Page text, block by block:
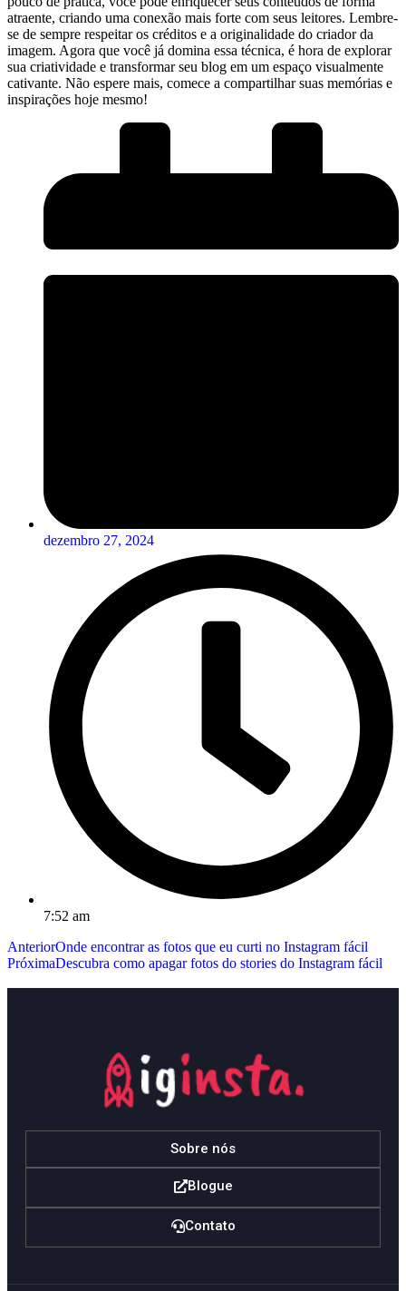
atraente,⁤ criando uma conexão mais forte com seus leitores.‌ Lembre-
se‌ de sempre respeitar os créditos​ e⁤ a originalidade do criador da
imagem. Agora que ⁣você já domina essa técnica, é hora de explorar⁢
sua criatividade e​ transformar seu blog em ⁤um espaço visualmente
cativante. Não espere mais, comece a compartilhar suas memórias e⁣
inspirações hoje mesmo!
dezembro 27, 2024
7:52 am
AnteriorOnde encontrar as fotos que eu curti no Instagram fácil
PróximaDescubra como apagar fotos do stories do Instagram fácil
Sobre nós
Blogue
Contato